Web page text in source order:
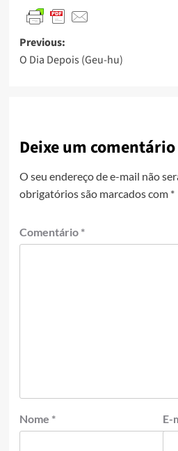
Previous:
O Dia Depois (Geu-hu)
Deixe um comentário
O seu endereço de e-mail não
obrigatórios são marcados com *
Comentário *
Nome * E-